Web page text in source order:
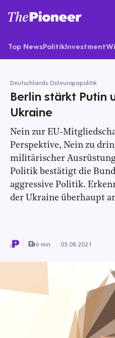
Top NewsPolitikInvestment
Deutschlands Osteuropapolitik
Berlin stärkt Putin
Ukraine
Nein zur EU-
Perspektive, Nein zu
militärischer
Politik bestätigt die
aggressive Politik.
der Ukraine überhaupt
6 min. 03.08.2021